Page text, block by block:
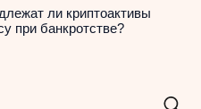
ли криптоактивы
при банкротстве?